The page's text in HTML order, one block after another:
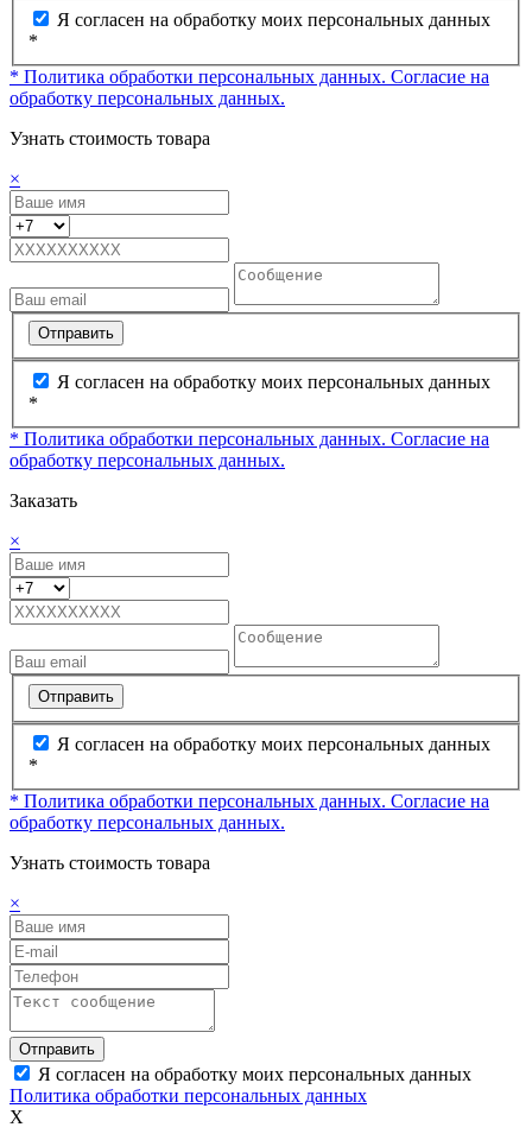
Я согласен на обработку моих персональных данных
*
* Политика обработки персональных данных. Согласие на
обработку персональных данных.
Узнать стоимость товара
×
Отправить
Я согласен на обработку моих персональных данных
*
* Политика обработки персональных данных. Согласие на
обработку персональных данных.
Заказать
×
Отправить
Я согласен на обработку моих персональных данных
*
* Политика обработки персональных данных. Согласие на
обработку персональных данных.
Узнать стоимость товара
×
Отправить
Я согласен на обработку моих персональных данных
Политика обработки персональных данных
X